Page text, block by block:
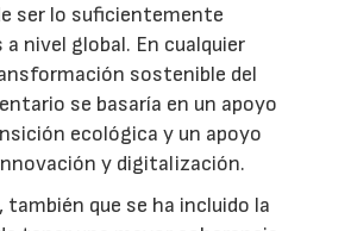
ser lo suficientemente
nivel global. En cualquier
sostenible del
se basaría en un apoyo
ecológica y un apoyo
y digitalización.
también que se ha incluido la